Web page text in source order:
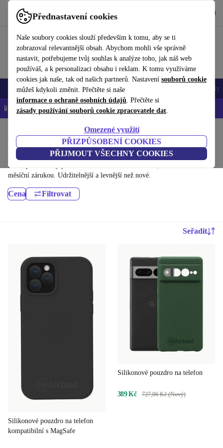
Přednastavení cookies
Naše soubory cookies slouží především k tomu, aby se ti
zobrazoval relevantnější obsah. Abychom mohli vše správně
nastavit, potřebujeme tvůj souhlas k analýze toho, jak náš web
používáš, a k personalizaci obsahu i reklam. K tomu využíváme
cookies jak naše, tak od našich partnerů. Nastavení souborů cookie
můžeš kdykoli změnit. Přečtěte si naše
informace o ochraně osobních údajů. Přečtěte si
zásady používání souborů cookie zpracovatele dat.
Omezené využití
PŘIZPŮSOBENÍ COOKIES
PŘIJMOUT VŠECHNY COOKIES
Používejte refurbed rychle a snadno
Mobily a smartphony Notebooky Tablety Doplňky
📱 -5 % NAVÍC na všechny iPhony – kód: IPHONEDEAL-
Příslušenství Příslušenství ke smartphonům a mobilům
Kryty na mobil refurbed:
Dříve použité Kryty na mobil refurbed – renovované, s minimálně 12
měsíční zárukou. Udržitelnější a levnější než nové.
Cena Filtrovat
Seřadit
Silikonové pouzdro na telefon
kompatibilní s MagSafe
Silikonové pouzdro na telefon
389 Kč 727,06 Kč (Nový)